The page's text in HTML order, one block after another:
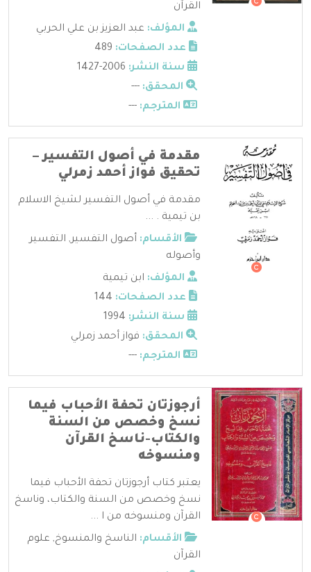
القرآن
المؤلف: عبد العزيز بن علي الحربي
عدد الصفحات:
سنة النشر:
المحقق: ---
المترجم: ---
مقدمة في أصول التفسير –
تحقيق فواز أحمد زمرلي
مقدمة في أصول التفسير لشيخ الاسلام
بن تيمية . ...
الأقسام: أصول التفسير, التفسير
وأصوله
المؤلف: ابن تيمية
عدد الصفحات:
سنة النشر:
المحقق: فواز أحمد زمرلي
المترجم: ---
أرجوزتان تحفة الأحباب فيما
نسخ وخصص من السنة
والكتاب-ناسخ القرآن
ومنسوخه
يعتبر كتاب أرجوزتان تحفة الأحباب فيما
نسخ وخصص من السنة والكتاب، وناسخ
القرآن ومنسوخه من ا ...
الأقسام: الناسخ والمنسوخ, علوم
القرآن